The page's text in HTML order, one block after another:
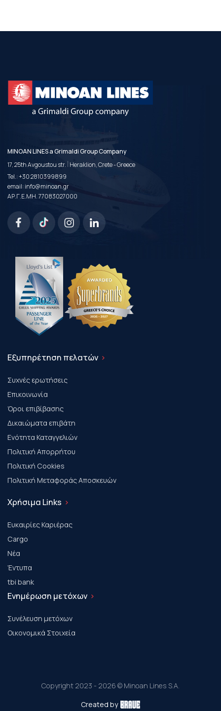
MINOAN LINES a Grimaldi Group Company
17, 25th Avgoustou str. | Heraklion, Crete - Greece
Tel.:+30 2810399899
email:info@minoan.gr
ΑΡ.Γ.Ε.ΜΗ. 77083027000
Εξυπηρέτηση πελατών
Συχνές ερωτήσεις
Επικοινωνία
Όροι επιβίβασης
Δικαιώματα επιβάτη
Ενότητα Καταγγελιών
Πολιτική Απορρήτου
Πολιτική Cookies
Πολιτική Μεταφοράς Αποσκευών
Χρήσιμα Links
Ευκαιρίες Καριέρας
Cargo
Νέα
Έντυπα
tbi bank
Ενημέρωση μετόχων
Συνέλευση μετόχων
Οικονομικά Στοιχεία
Copyright 2023 - 2026 © Minoan Lines S.A.
Created by